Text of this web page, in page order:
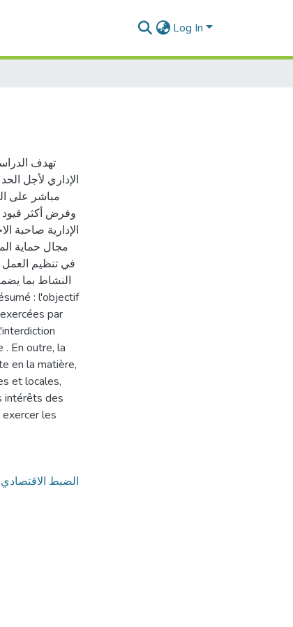
Log In
تهدف
الإداري لأجل
مباشر على
وفرض أكثر قيود
الإدارية صاحبة
مجال حماية
في تنظيم العمل
النشاط بما
par
En outre, la
en la matière,
et locales,
intérêts des
les
الضبط